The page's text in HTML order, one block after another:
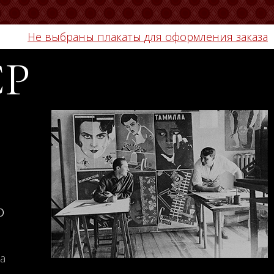
Не выбраны плакаты для оформления заказа